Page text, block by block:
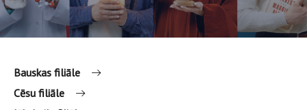
Bauskas filiāle
Cēsu filiāle